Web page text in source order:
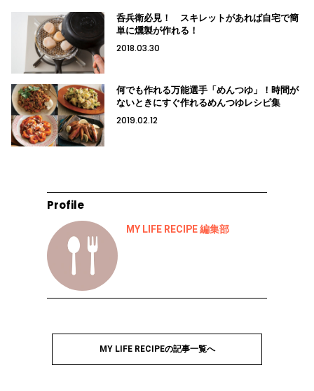
呑兵衛必見！ スキレットがあれば自宅で簡
単に燻製が作れる！
2018.03.30
何でも作れる万能選手「めんつゆ」！時間が
ないときにすぐ作れるめんつゆレシピ集
2019.02.12
Profile
MY LIFE RECIPE 編集部
MY LIFE RECIPEの記事一覧へ